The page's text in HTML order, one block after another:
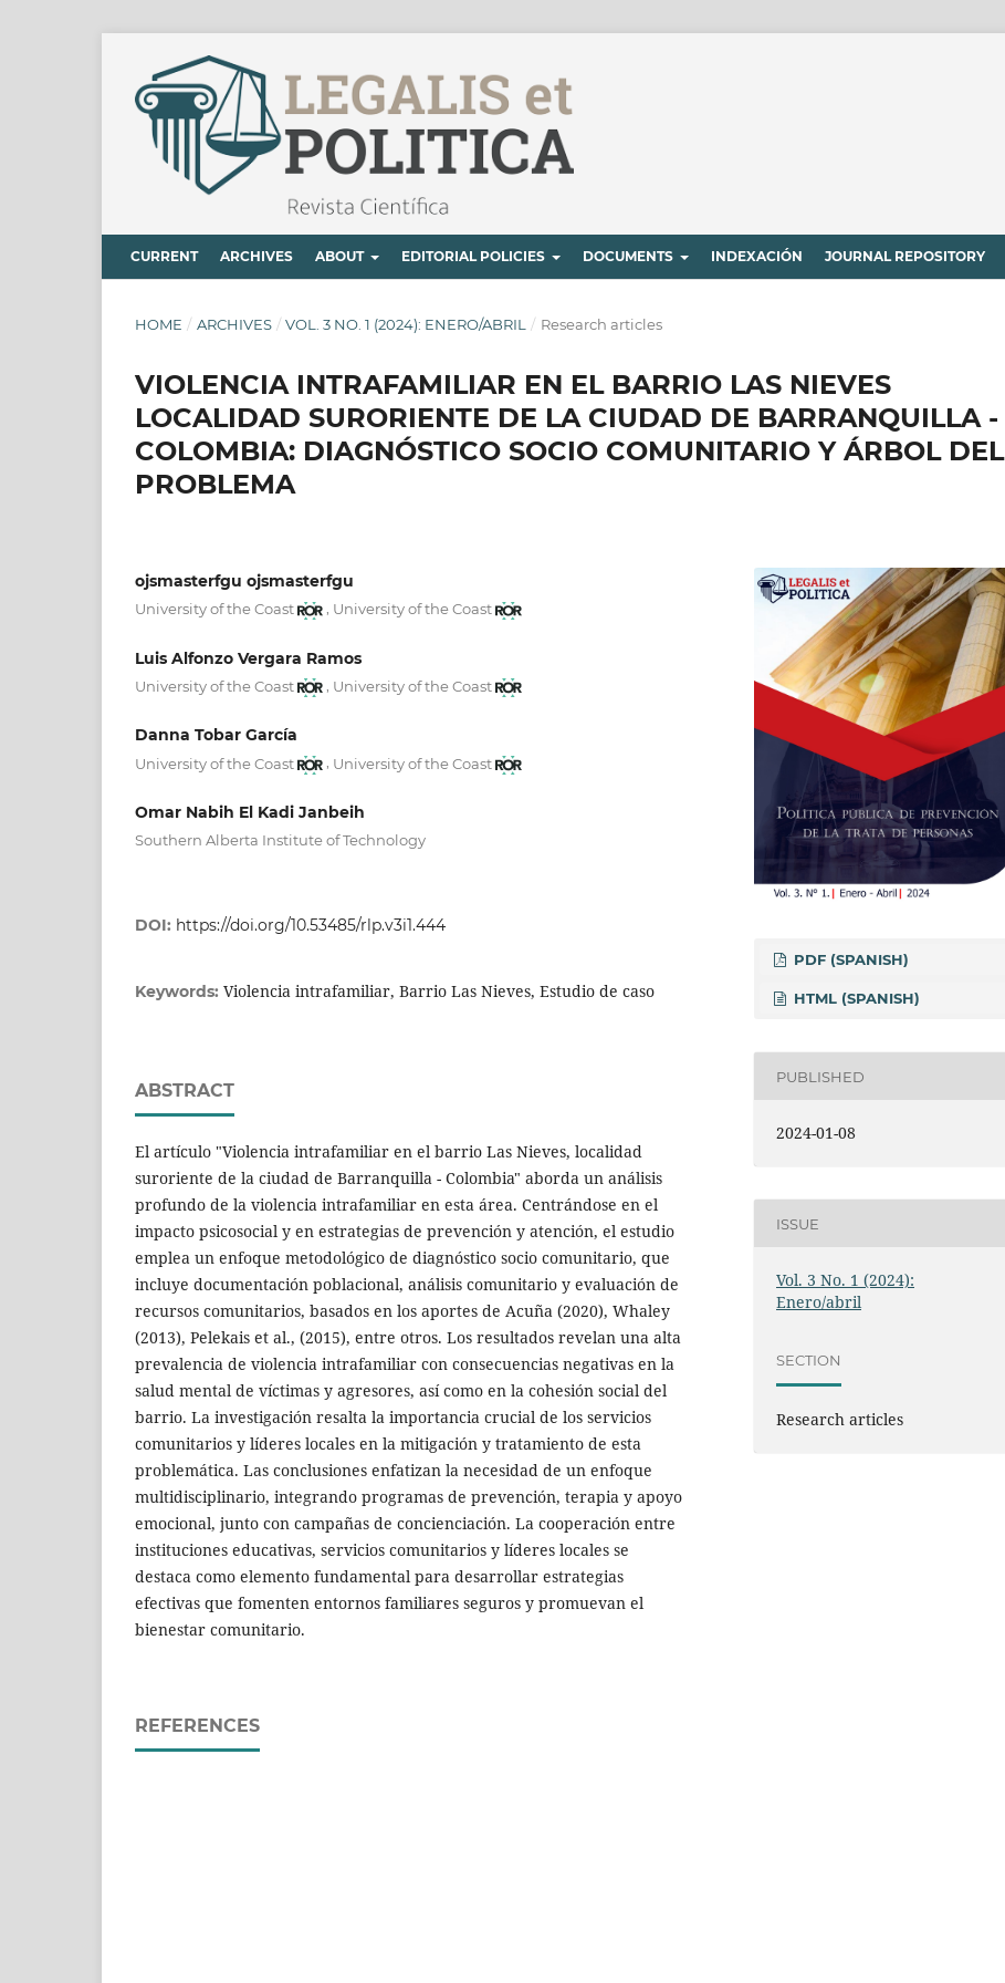
CURRENT ARCHIVES ABOUT EDITORIAL POLICIES DOCUMENTS INDEXACIÓN JOURNAL REPOSITORY
HOME / ARCHIVES / VOL. 3 NO. 1 (2024): ENERO/ABRIL / Research articles
VIOLENCIA INTRAFAMILIAR EN EL BARRIO LAS NIEVES
LOCALIDAD SURORIENTE DE LA CIUDAD DE BARRANQUILLA -
COLOMBIA: DIAGNÓSTICO SOCIO COMUNITARIO Y ÁRBOL DEL
PROBLEMA
ojsmasterfgu ojsmasterfgu
University of the Coast University of the Coast
Luis Alfonzo Vergara Ramos
University of the Coast University of the Coast
Danna Tobar García
University of the Coast University of the Coast
Omar Nabih El Kadi Janbeih
Southern Alberta Institute of Technology
DOI: https://doi.org/10.53485/rlp.v3i1.444
Keywords: Violencia intrafamiliar, Barrio Las Nieves, Estudio de caso
ABSTRACT
El artículo "Violencia intrafamiliar en el barrio Las Nieves, localidad
suroriente de la ciudad de Barranquilla - Colombia" aborda un análisis
profundo de la violencia intrafamiliar en esta área. Centrándose en el
impacto psicosocial y en estrategias de prevención y atención, el estudio
emplea un enfoque metodológico de diagnóstico socio comunitario, que
incluye documentación poblacional, análisis comunitario y evaluación de
recursos comunitarios, basados en los aportes de Acuña (2020), Whaley
(2013), Pelekais et al., (2015), entre otros. Los resultados revelan una alta
prevalencia de violencia intrafamiliar con consecuencias negativas en la
salud mental de víctimas y agresores, así como en la cohesión social del
barrio. La investigación resalta la importancia crucial de los servicios
comunitarios y líderes locales en la mitigación y tratamiento de esta
problemática. Las conclusiones enfatizan la necesidad de un enfoque
multidisciplinario, integrando programas de prevención, terapia y apoyo
emocional, junto con campañas de concienciación. La cooperación entre
instituciones educativas, servicios comunitarios y líderes locales se
destaca como elemento fundamental para desarrollar estrategias
efectivas que fomenten entornos familiares seguros y promuevan el
bienestar comunitario.
REFERENCES
PDF (SPANISH)
HTML (SPANISH)
PUBLISHED
2024-01-08
ISSUE
Vol. 3 No. 1 (2024):
Enero/abril
SECTION
Research articles